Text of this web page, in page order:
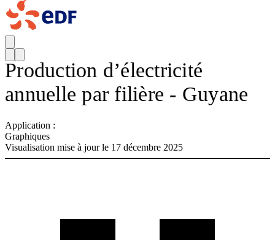
Production d’électricité
annuelle par filière - Guyane
Application :
Graphiques
Visualisation mise à jour le 17 décembre 2025